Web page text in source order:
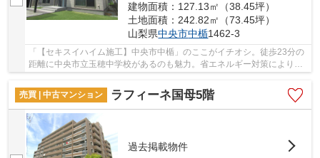
建物面積：127.13㎡（38.45坪）
土地面積：242.82㎡（73.45坪）
山梨県中央市中楯1462-3
「【セキスイハイム施工】中央市中楯」のここがイチオシ。徒歩23分の
距離に中央市立玉穂中学校があるのも魅力。省エネルギー対策により断
売買 | 中古マンション
ラフィーネ国母5階
過去掲載物件